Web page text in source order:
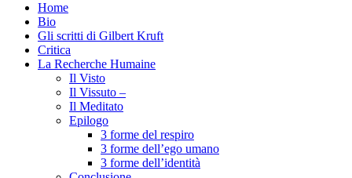
Home
Bio
Gli scritti di Gilbert Kruft
Critica
La Recherche Humaine
Il Visto
Il Vissuto –
Il Meditato
Epilogo
3 forme del respiro
3 forme dell’ego umano
3 forme dell’identità